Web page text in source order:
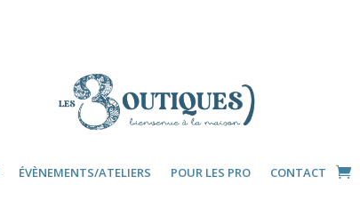
ÉVÈNEMENTS/ATELIERS POUR LES PRO CONTACT